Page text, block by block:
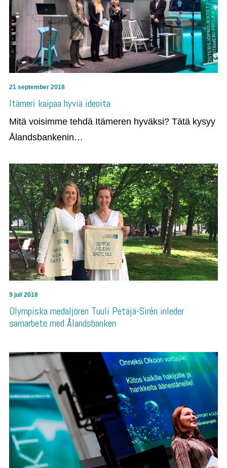
21 september 2018
Itämeri kaipaa hyviä ideoita
Mitä voisimme tehdä Itämeren hyväksi? Tätä kysyy
Ålandsbankenin…
9 juli 2018
Olympiska medaljören Tuuli Petäjä-Sirén inleder
samarbete med Ålandsbanken